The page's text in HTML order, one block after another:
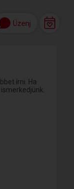
Üzenj
írni. Ha